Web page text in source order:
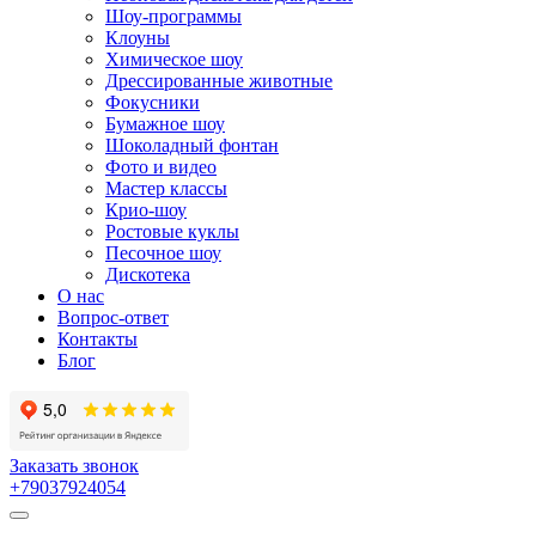
Шоу-программы
Клоуны
Химическое шоу
Дрессированные животные
Фокусники
Бумажное шоу
Шоколадный фонтан
Фото и видео
Мастер классы
Крио-шоу
Ростовые куклы
Песочное шоу
Дискотека
О нас
Вопрос-ответ
Контакты
Блог
Заказать звонок
+79037924054